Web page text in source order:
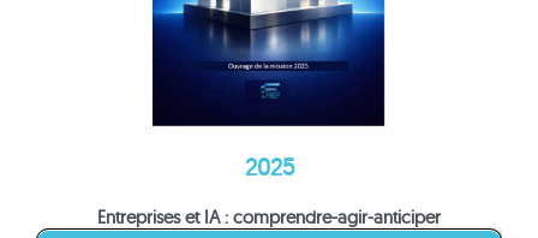
2025
Entreprises et IA : comprendre-agir-anticiper